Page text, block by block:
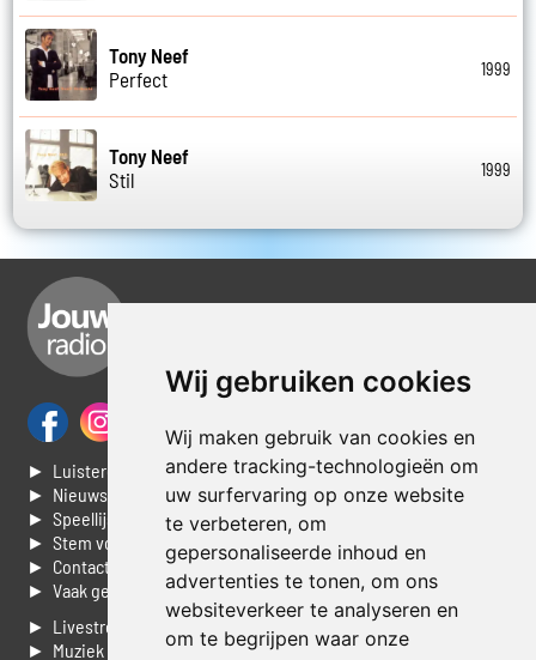
Wij gebruiken cookies
Wij maken gebruik van cookies en
andere tracking-technologieën om
uw surfervaring op onze website
te verbeteren, om
gepersonaliseerde inhoud en
advertenties te tonen, om ons
websiteverkeer te analyseren en
om te begrijpen waar onze
Tony Neef
Perfect
1999
Tony Neef
Stil
1999
► Luisteren naar Jouwradio
► Nieuws
► Speellijst
► Stem voor de Dag top 3
► Contacteer ons
► Vaak gestelde vragen
► Livestream informatie
► Muziek opzoeken